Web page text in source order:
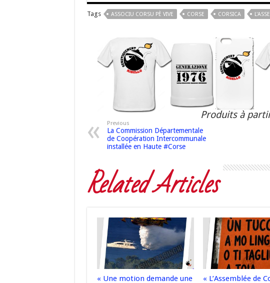
Tags ASSOCIU CORSU PÈ VIVE CORSE CORSICA
Produits à
Previous
La Commission Départementale
de Coopération Intercommunale
installée en Haute #Corse
Related Articles
« Une motion demande une
« L’Assemblée de